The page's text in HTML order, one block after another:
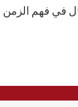
في فهم الزمن